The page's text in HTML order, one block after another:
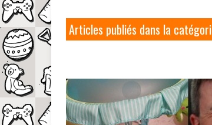
Articles publiés dans la